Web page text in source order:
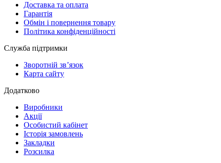
Доставка та оплата
Гарантія
Обмін і повернення товару
Політика конфіденційності
Служба підтримки
Зворотній зв’язок
Карта сайту
Додатково
Виробники
Акції
Особистий кабінет
Історія замовлень
Закладки
Розсилка